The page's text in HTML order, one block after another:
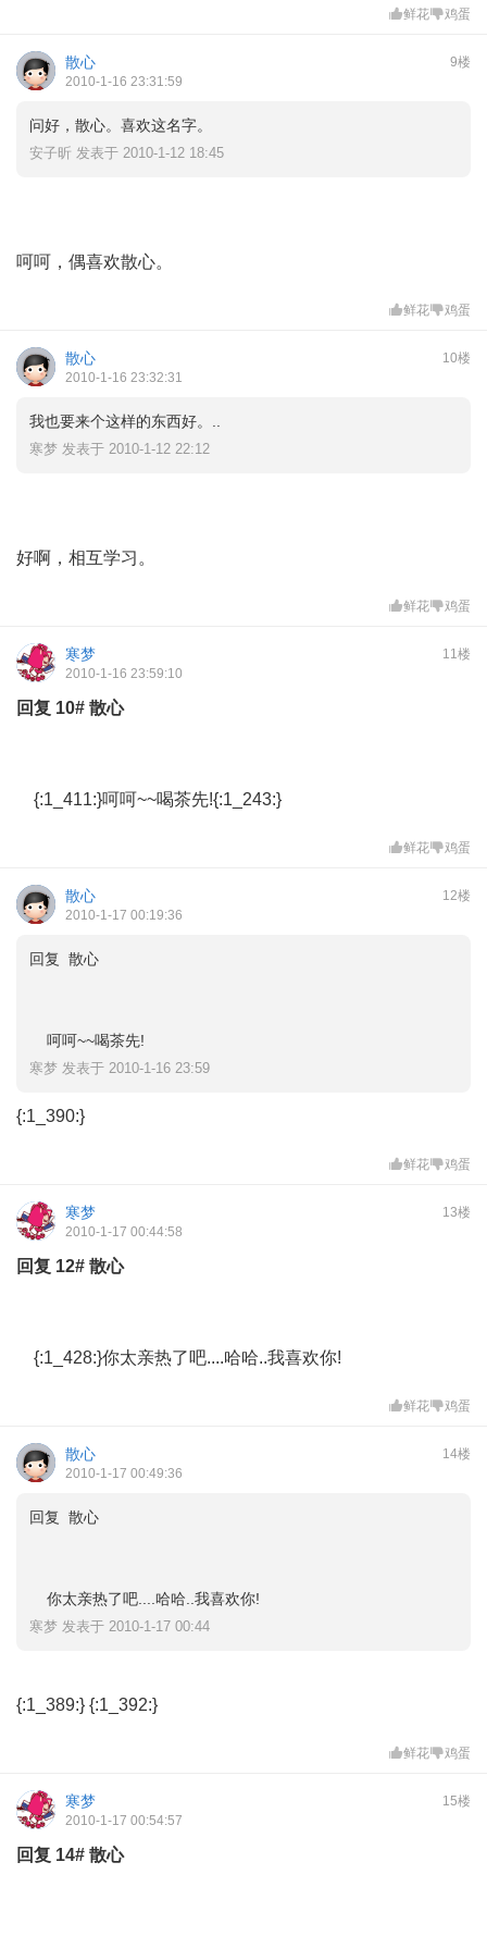
鲜花 鸡蛋
9楼
散心
2010-1-16 23:31:59
问好，散心。喜欢这名字。
安子昕 发表于 2010-1-12 18:45
呵呵，偶喜欢散心。
鲜花 鸡蛋
10楼
散心
2010-1-16 23:32:31
我也要来个这样的东西好。..
寒梦 发表于 2010-1-12 22:12
好啊，相互学习。
鲜花 鸡蛋
11楼
寒梦
2010-1-16 23:59:10
回复 10# 散心
{:1_411:}呵呵~~喝茶先!{:1_243:}
鲜花 鸡蛋
12楼
散心
2010-1-17 00:19:36
回复 散心
呵呵~~喝茶先!
寒梦 发表于 2010-1-16 23:59
{:1_390:}
鲜花 鸡蛋
13楼
寒梦
2010-1-17 00:44:58
回复 12# 散心
{:1_428:}你太亲热了吧....哈哈..我喜欢你!
鲜花 鸡蛋
14楼
散心
2010-1-17 00:49:36
回复 散心
你太亲热了吧....哈哈..我喜欢你!
寒梦 发表于 2010-1-17 00:44
{:1_389:} {:1_392:}
鲜花 鸡蛋
15楼
寒梦
2010-1-17 00:54:57
回复 14# 散心